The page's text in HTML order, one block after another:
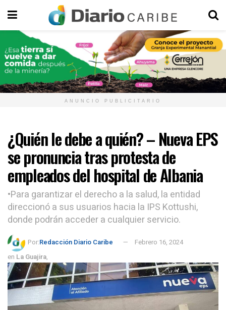
ANUNCIO PUBLICITARIO
¿Quién le debe a quién? – Nueva EPS
se pronuncia tras protesta de
empleados del hospital de Albania
•Para garantizar el derecho a la salud, la entidad
direccionó a sus usuarios hacia la IPS Kottushi,
donde podrán acceder a cualquier servicio.
Por:Redacción Diario Caribe
Febrero 16, 2024
en La Guajira,